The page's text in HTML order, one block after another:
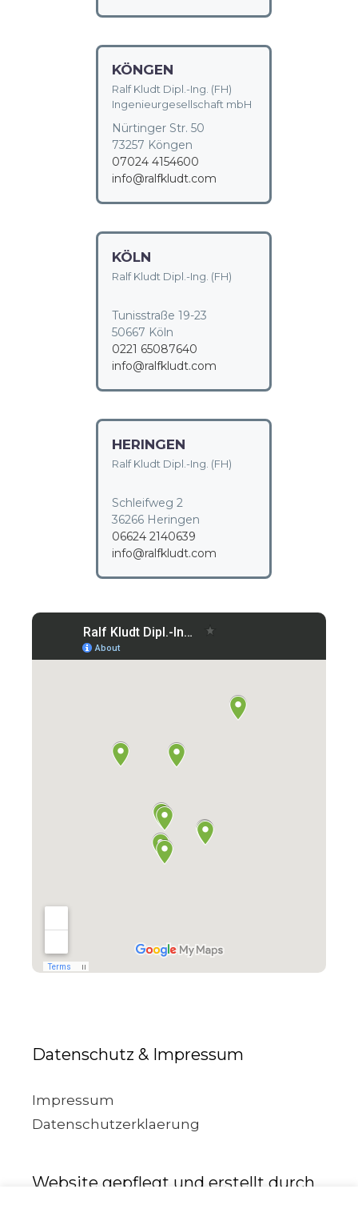
KÖNGEN
Ralf Kludt Dipl.-Ing. (FH)
Ingenieurgesellschaft mbH
Nürtinger Str. 50
73257 Köngen
07024 4154600
info@ralfkludt.com
KÖLN
Ralf Kludt Dipl.-Ing. (FH)
Tunisstraße 19-23
50667 Köln
0221 65087640
info@ralfkludt.com
HERINGEN
Ralf Kludt Dipl.-Ing. (FH)
Schleifweg 2
36266 Heringen
06624 2140639
info@ralfkludt.com
Datenschutz & Impressum
Impressum
Datenschutzerklaerung
Website gepflegt und erstellt durch